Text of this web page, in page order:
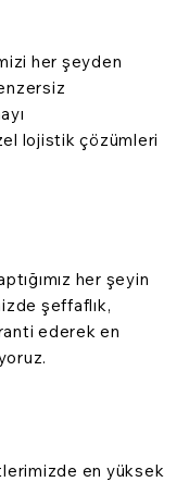
her şeyden
lojistik çözümleri
her şeyin
şeffaflık,
ederek en
en yüksek